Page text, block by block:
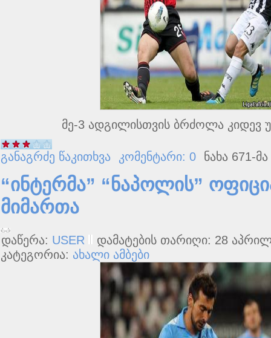
მე-3 ადგილისთვის ბრძოლა კიდევ
განაგრძე წაკითხვა კომენტარი: 0 ნახა 671-
“ინტერმა” “ნაპოლის”
მიმართა
დაწერა: USER
დამატების თარიღი: 28
კატეგორია: ახალი ამბები